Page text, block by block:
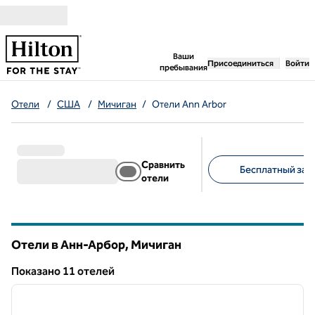
Ваши
пребывания
,открывается новая
Присоединиться Войти
Отели / США / Мичиган / Отели Ann Arbor
Сравнить
отели
Бесплатный
Отели в Анн-Арбор, Мичиган
Показанo 11 отелей
Показанo 11 отелей
1 из 13